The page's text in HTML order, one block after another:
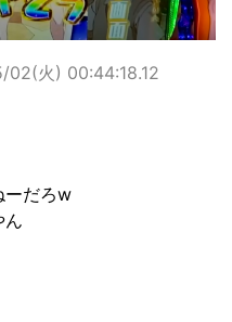
火) 00:44:18.12
ーだろw
ん